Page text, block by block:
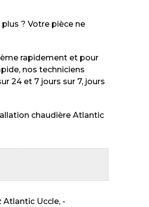
? Votre pièce ne
rapidement et pour
nos techniciens
24 et 7 jours sur 7, jours
chaudière Atlantic
Atlantic Uccle, -